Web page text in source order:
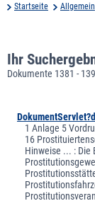
Startseite Allgemein
Ihr
Dokumente 1381 -
1 Anlage 5
16
Hinweise ... : Die